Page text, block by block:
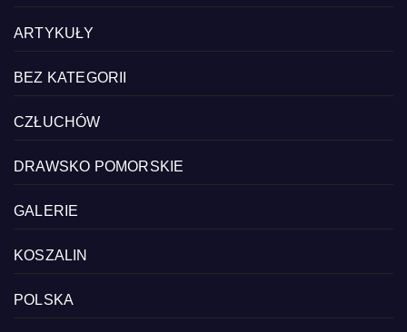
ARTYKUŁY
BEZ KATEGORII
CZŁUCHÓW
DRAWSKO POMORSKIE
GALERIE
KOSZALIN
POLSKA